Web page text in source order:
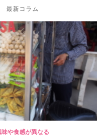
最新コラム
や食感が異なる